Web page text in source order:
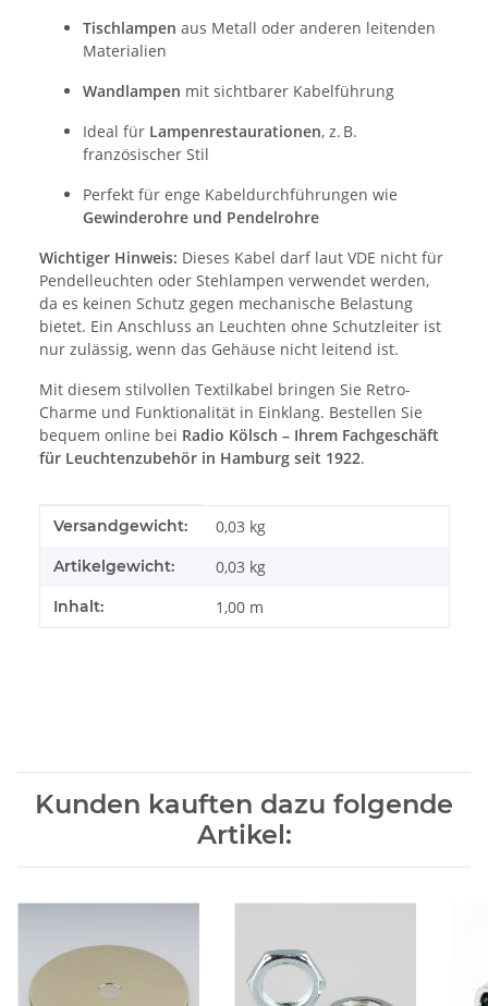
Tischlampen aus Metall oder anderen leitenden
Materialien
Wandlampen mit sichtbarer Kabelführung
Ideal für Lampenrestaurationen, z. B.
französischer Stil
Perfekt für enge Kabeldurchführungen wie
Gewinderohre und Pendelrohre
Wichtiger Hinweis: Dieses Kabel darf laut VDE nicht für
Pendelleuchten oder Stehlampen verwendet werden,
da es keinen Schutz gegen mechanische Belastung
bietet. Ein Anschluss an Leuchten ohne Schutzleiter ist
nur zulässig, wenn das Gehäuse nicht leitend ist.
Mit diesem stilvollen Textilkabel bringen Sie Retro-
Charme und Funktionalität in Einklang. Bestellen Sie
bequem online bei Radio Kölsch – Ihrem Fachgeschäft
für Leuchtenzubehör in Hamburg seit 1922.
Produkteigenschaft
Wert
Versandgewicht: 0,03 kg
Artikelgewicht: 0,03 kg
Inhalt: 1,00 m
Kunden kauften dazu folgende
Artikel: